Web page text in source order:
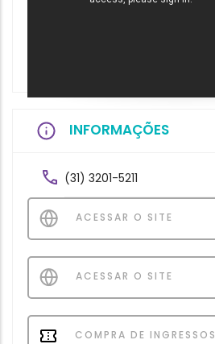
INFORMAÇÕES
(31) 3201-5211
ACESSAR O SITE
ACESSAR O SITE
COMPRA DE INGRESSOS